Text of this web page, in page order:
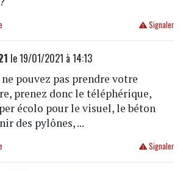
Signaler
le 19/01/2021 à 14:13
pouvez pas prendre votre
prenez donc le téléphérique,
écolo pour le visuel, le béton
des pylônes, ...
Signaler